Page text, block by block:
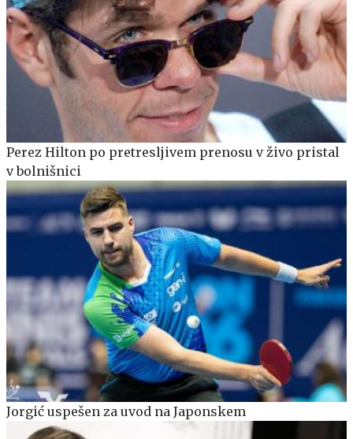
Perez Hilton po pretresljivem prenosu v živo pristal
v bolnišnici
Jorgić uspešen za uvod na Japonskem